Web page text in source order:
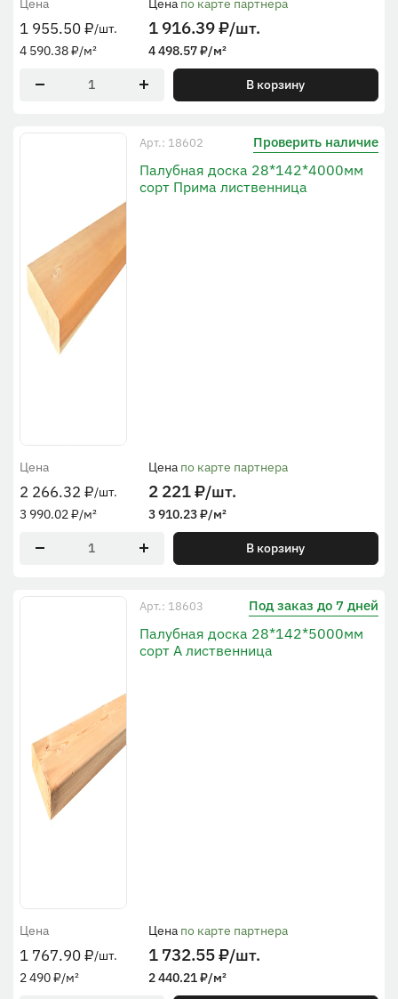
Цена
1 955.50₽/шт.
4 590.38₽/м²
Цена по карте партнера
1 916.39₽/шт.
4 498.57₽/м²
В корзину
Арт.: 18602 Проверить наличие
Палубная доска 28*142*4000мм
сорт Прима лиственница
Цена
2 266.32 ₽/шт.
3 990.02₽/м²
Цена по карте партнера
2 221₽/шт.
3 910.23₽/м²
В корзину
Арт.: 18603 Под заказ до 7 дней
Палубная доска 28*142*5000мм
сорт А лиственница
Цена
1 767.90₽/шт.
2 490₽/м²
Цена по карте партнера
1 732.55₽/шт.
2 440.21₽/м²